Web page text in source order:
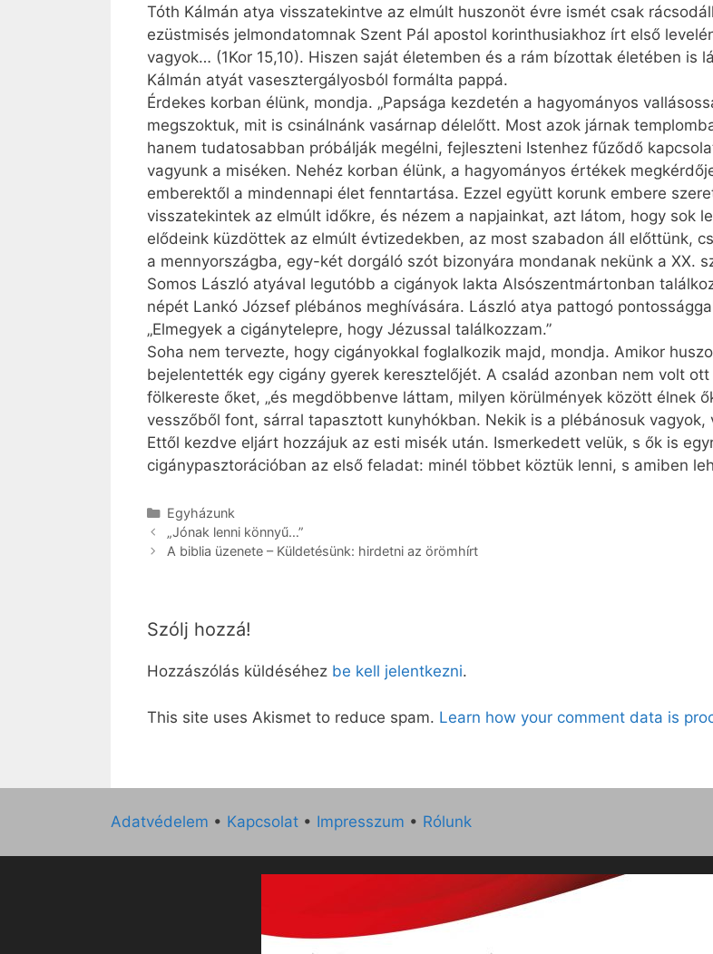
Tóth Kálmán atya visszatekintve az elmúlt huszonöt évre ismét csak
ezüstmisés jelmondatomnak Szent Pál apostol korinthusiakhoz írt első
vagyok… (1Kor 15,10). Hiszen saját életemben és a rám bízottak életében is
Kálmán atyát vasesztergályosból formálta pappá.
Érdekes korban élünk, mondja. „Papsága kezdetén a hagyományos
megszoktuk, mit is csinálnánk vasárnap délelőtt. Most azok járnak
hanem tudatosabban próbálják megélni, fejleszteni Istenhez fűződő
vagyunk a miséken. Nehéz korban élünk, a hagyományos értékek
emberektől a mindennapi élet fenntartása. Ezzel együtt korunk embere
visszatekintek az elmúlt időkre, és nézem a napjainkat, azt látom, hogy sok
elődeink küzdöttek az elmúlt évtizedekben, az most szabadon áll előttünk,
a mennyországba, egy-két dorgáló szót bizonyára mondanak nekünk a XX.
Somos László atyával legutóbb a cigányok lakta Alsószentmártonban
népét Lankó József plébános meghívására. László atya pattogó
„Elmegyek a cigánytelepre, hogy Jézussal találkozzam.”
Soha nem tervezte, hogy cigányokkal foglalkozik majd, mondja. Amikor
bejelentették egy cigány gyerek keresztelőjét. A család azonban nem volt
fölkereste őket, „és megdöbbenve láttam, milyen körülmények között élnek
vesszőből font, sárral tapasztott kunyhókban. Nekik is a plébánosuk
Ettől kezdve eljárt hozzájuk az esti misék után. Ismerkedett velük, s ők is
cigánypasztorációban az első feladat: minél többet köztük lenni, s amiben
Kategória
Egyházunk
„Jónak lenni könnyű…”
A biblia üzenete – Küldetésünk: hirdetni az örömhírt
Szólj hozzá!
Hozzászólás küldéséhez be kell jelentkezni.
This site uses Akismet to reduce spam. Learn how your comment data is
Adatvédelem • Kapcsolat • Impresszum • Rólunk